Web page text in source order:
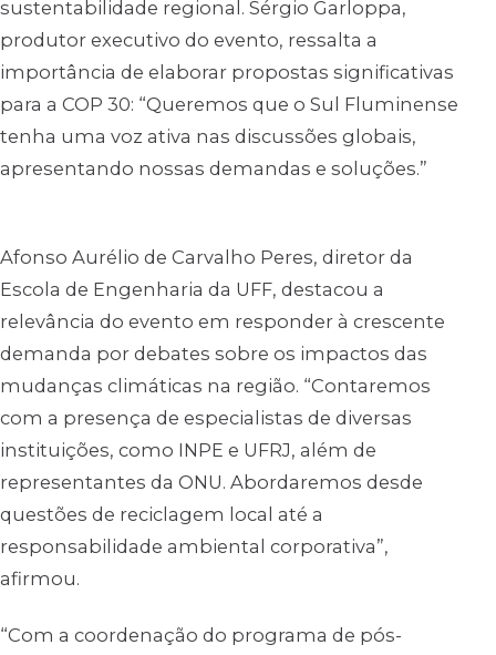
sustentabilidade regional. Sérgio Garloppa,
produtor executivo do evento, ressalta a
importância de elaborar propostas significativas
para a COP 30: “Queremos que o Sul Fluminense
tenha uma voz ativa nas discussões globais,
apresentando nossas demandas e soluções.”
Afonso Aurélio de Carvalho Peres, diretor da
Escola de Engenharia da UFF, destacou a
relevância do evento em responder à crescente
demanda por debates sobre os impactos das
mudanças climáticas na região. “Contaremos
com a presença de especialistas de diversas
instituições, como INPE e UFRJ, além de
representantes da ONU. Abordaremos desde
questões de reciclagem local até a
responsabilidade ambiental corporativa”,
afirmou.
“Com a coordenação do programa de pós-